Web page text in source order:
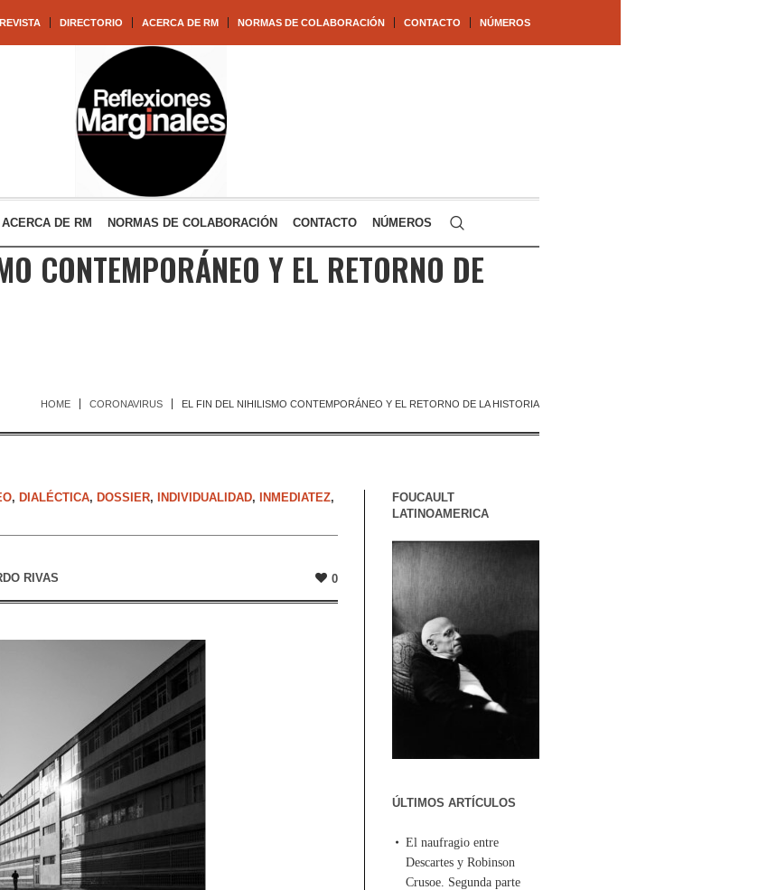
REVISTA DIRECTORIO ACERCA DE RM NORMAS DE COLABORACIÓN CONTACTO NÚMEROS
ACERCA DE RM NORMAS DE COLABORACIÓN CONTACTO NÚMEROS
CONTEMPORÁNEO Y EL RETORNO DE
HOME CORONAVIRUS EL FIN DEL NIHILISMO CONTEMPORÁNEO Y EL RETORNO DE LA HISTORIA
, DIALÉCTICA, DOSSIER, INDIVIDUALIDAD, INMEDIATEZ,
RIVAS 0
FOUCAULT
LATINOAMERICA
ÚLTIMOS ARTÍCULOS
El naufragio entre
Descartes y Robinson
Crusoe. Segunda parte